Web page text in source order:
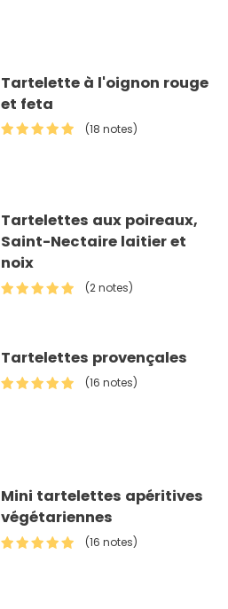
Tartelette à l'oignon rouge
et feta
(18 notes)
Tartelettes aux poireaux,
Saint-Nectaire laitier et
noix
(2 notes)
Tartelettes provençales
(16 notes)
Mini tartelettes apéritives
végétariennes
(16 notes)